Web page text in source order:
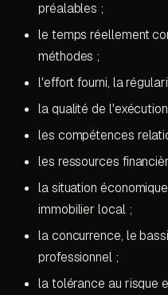
préalables ;
le temps réellement
méthodes ;
l'effort fourni, la
la qualité de
les compétences
les ressources
la situation
immobilier local ;
la concurrence, le
professionnel ;
la tolérance au risque